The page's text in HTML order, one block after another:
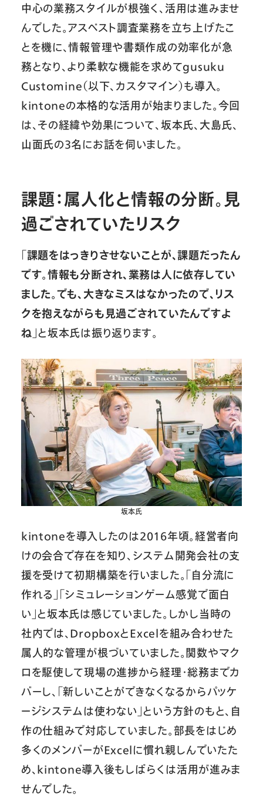
中心の業務スタイルが根強く、活用は進みませ
んでした。アスベスト調査業務を立ち上げたこ
とを機に、情報管理や書類作成の効率化が急
務となり、より柔軟な機能を求めてgusuku
Customine（以下、カスタマイン）も導入。
kintoneの本格的な活用が始まりました。今回
は、その経緯や効果について、坂本氏、大島氏、
山面氏の3名にお話を伺いました。
課題：属人化と情報の分断。見
過ごされていたリスク
「課題をはっきりさせないことが、課題だったん
です。情報も分断され、業務は人に依存してい
ました。でも、大きなミスはなかったので、リス
クを抱えながらも見過ごされていたんですよ
ね 」と坂本氏は振り返ります。
坂本氏
kintoneを導入したのは2016年頃。経営者向
けの会合で存在を知り、システム開発会社の支
援を受けて初期構築を行いました。「自分流に
作れる」「シミュレーションゲーム感覚で面白
い」と坂本氏は感じていました。しかし当時の
社内では、DropboxとExcelを組み合わせた
属人的な管理が根づいていました。関数やマク
ロを駆使して現場の進捗から経理・総務までカ
バーし、「新しいことができなくなるからパッケ
ージシステムは使わない」という方針のもと、自
作の仕組みで対応していました。部長をはじめ
多くのメンバーがExcelに慣れ親しんでいたた
め、kintone導入後もしばらくは活用が進みま
せんでした。